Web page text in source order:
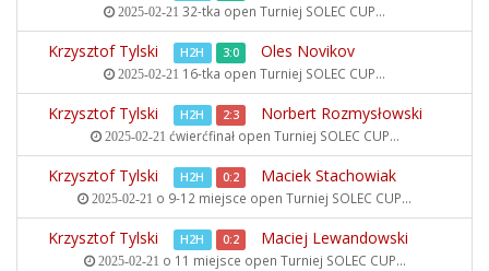
2025-02-21 32-tka open Turniej SOLEC CUP...
Krzysztof Tylski H2H 3:0 Oles Novikov
2025-02-21 16-tka open Turniej SOLEC CUP...
Krzysztof Tylski H2H 2:3 Norbert Rozmysłowski
2025-02-21 ćwierćfinał open Turniej SOLEC CUP...
Krzysztof Tylski H2H 0:2 Maciek Stachowiak
2025-02-21 o 9-12 miejsce open Turniej SOLEC CUP...
Krzysztof Tylski H2H 0:2 Maciej Lewandowski
2025-02-21 o 11 miejsce open Turniej SOLEC CUP...